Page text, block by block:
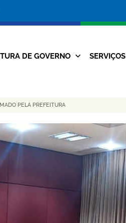
da
Prefeitura
Navegação
DE GOVERNO SERVIÇOS
PELA PREFEITURA